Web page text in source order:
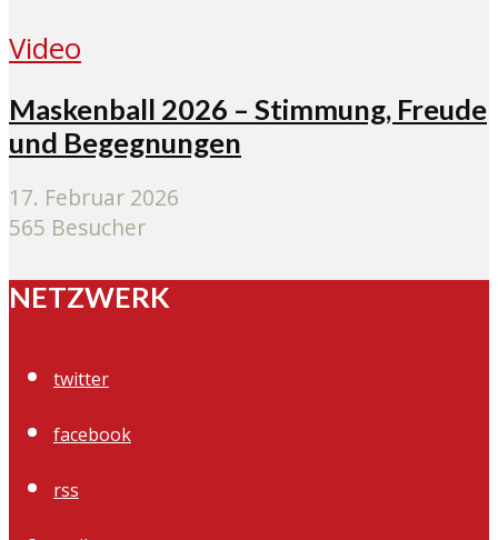
Video
Maskenball 2026 – Stimmung, Freude
und Begegnungen
17. Februar 2026
565 Besucher
NETZWERK
twitter
facebook
rss